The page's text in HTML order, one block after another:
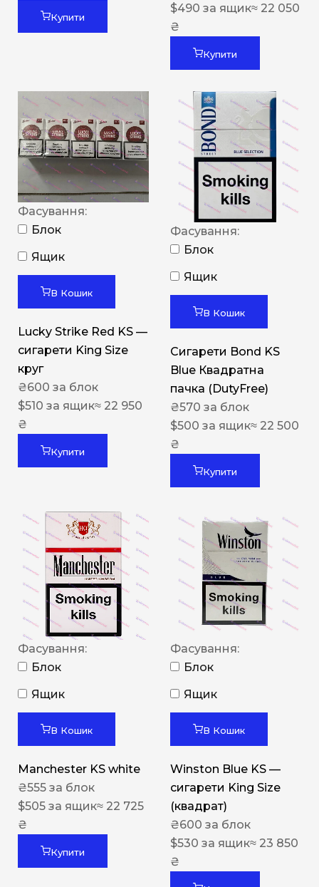
Купити
$490 за ящик≈ 22 050
₴
Купити
Фасування:
Блок
Ящик
В Кошик
Lucky Strike Red KS —
сигарети King Size
круг
₴600 за блок
$510 за ящик≈ 22 950
₴
Купити
Фасування:
Блок
Ящик
В Кошик
Сигарети Bond KS
Blue Квадратна
пачка (DutyFree)
₴570 за блок
$500 за ящик≈ 22 500
₴
Купити
Фасування:
Блок
Ящик
В Кошик
Manchester KS white
₴555 за блок
$505 за ящик≈ 22 725
₴
Купити
Фасування:
Блок
Ящик
В Кошик
Winston Blue KS —
сигарети King Size
(квадрат)
₴600 за блок
$530 за ящик≈ 23 850
₴